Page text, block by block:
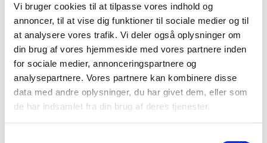
Vi bruger cookies til at tilpasse vores indhold og
annoncer, til at vise dig funktioner til sociale medier og til
at analysere vores trafik. Vi deler også oplysninger om
din brug af vores hjemmeside med vores partnere inden
for sociale medier, annonceringspartnere og
analysepartnere. Vores partnere kan kombinere disse
data med andre oplysninger, du har givet dem, eller som
de har indsamlet fra din brug af deres tjenester.
3XL
4XL 5XL